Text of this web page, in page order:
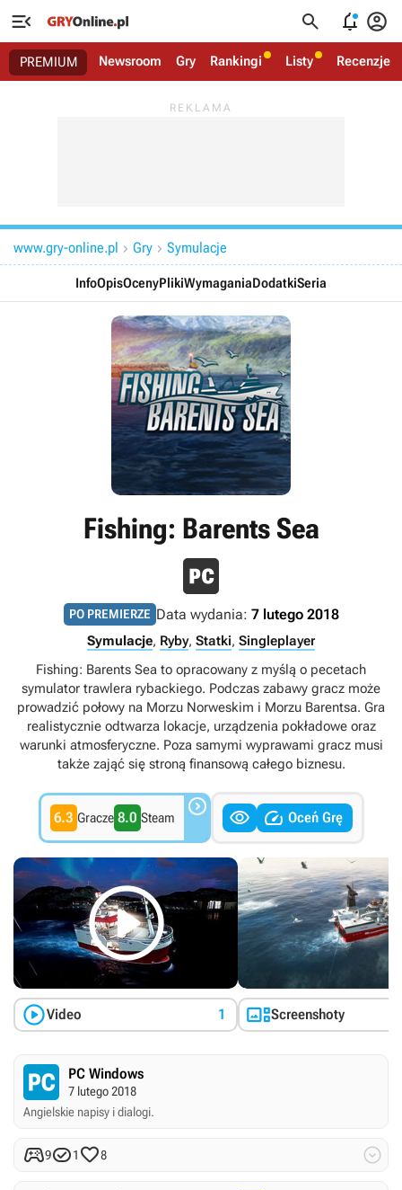
   
PREMIUM Newsroom Gry Rankingi Listy Recenzje
www.gry-online.pl  Gry  Symulacje
InfoOpisOcenyPlikiWymaganiaDodatkiSeria
Fishing: Barents Sea
PO PREMIERZE Data wydania: 7 lutego 2018
Symulacje, Ryby, Statki, Singleplayer
Fishing: Barents Sea to opracowany z myślą o pecetach
symulator trawlera rybackiego. Podczas zabawy gracz może
prowadzić połowy na Morzu Norweskim i Morzu Barentsa. Gra
realistycznie odtwarza lokacje, urządzenia pokładowe oraz
warunki atmosferyczne. Poza samymi wyprawami gracz musi
także zająć się stroną finansową całego biznesu.
6.3 Gracze 8.0 Steam    Oceń Grę

Video 1 Screenshoty
PC Windows
7 lutego 2018
Angielskie napisy i dialogi.
91 8 